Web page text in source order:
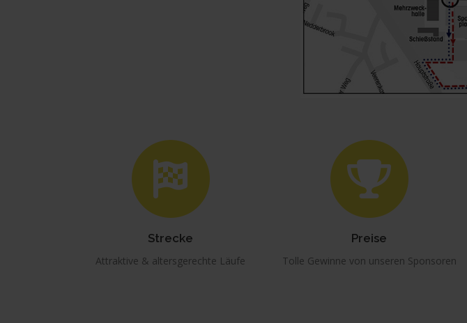
Strecke
Attraktive & altersgerechte Läufe
Preise
Tolle Gewinne von unseren Sponsoren